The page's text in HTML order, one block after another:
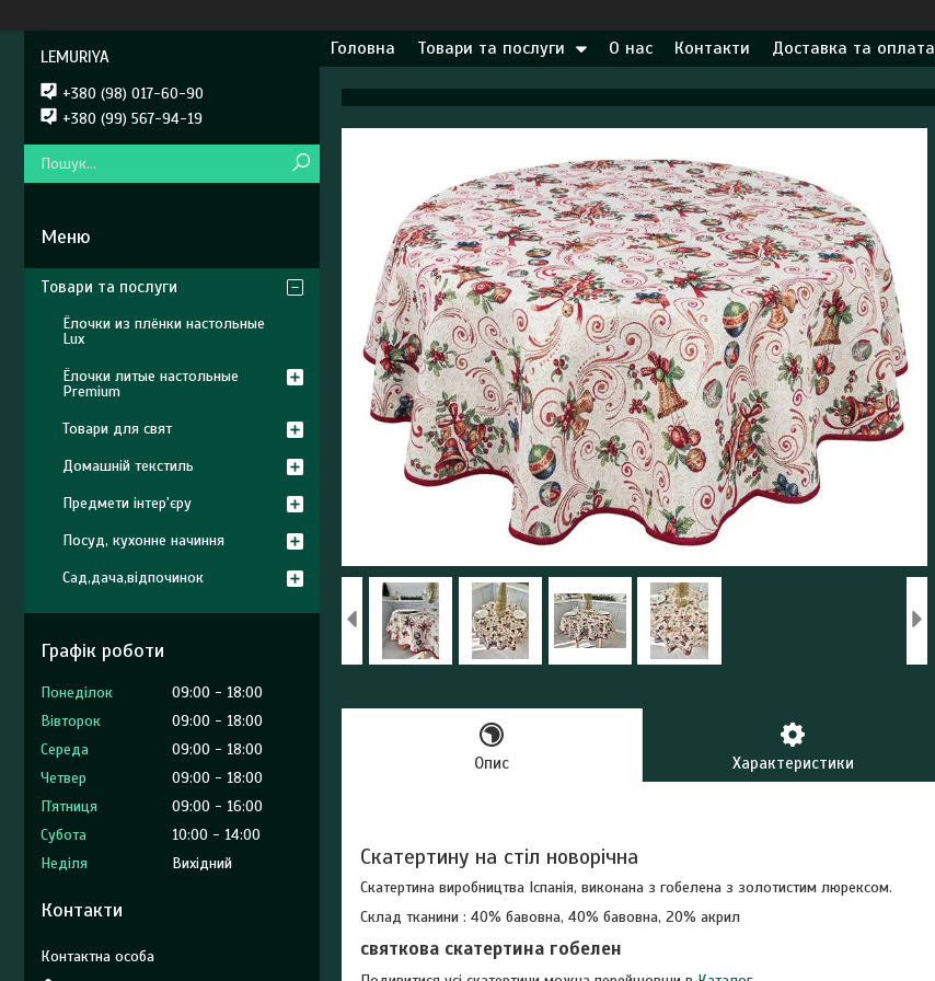
Головна Товари та послуги О нас Контакти Доставка та оплата
Опис Характеристики
Скатертину на стіл новорічна
Скатертина виробництва Іспанія, виконана з гобелена з золотистим люрексом.
Склад тканини : 40% бавовна, 40% бавовна, 20% акрил
святкова скатертина гобелен
LEMURIYA
+380 (98) 017-60-90
+380 (99) 567-94-19
Товари та послуги
Ёлочки из плёнки настольные
Lux
Ёлочки литые настольные
Premium
Товари для свят
Домашній текстиль
Предмети інтер'єру
Посуд, кухонне начиння
Сад,дача,відпочинок
Графік роботи
Понеділок 09:00
18:00
Вівторок
09:00
18:00
Середа
09:00
18:00
Четвер
09:00
18:00
Пʼятниця
09:00
16:00
Субота
10:00
14:00
Неділя
Вихідний
Контакти